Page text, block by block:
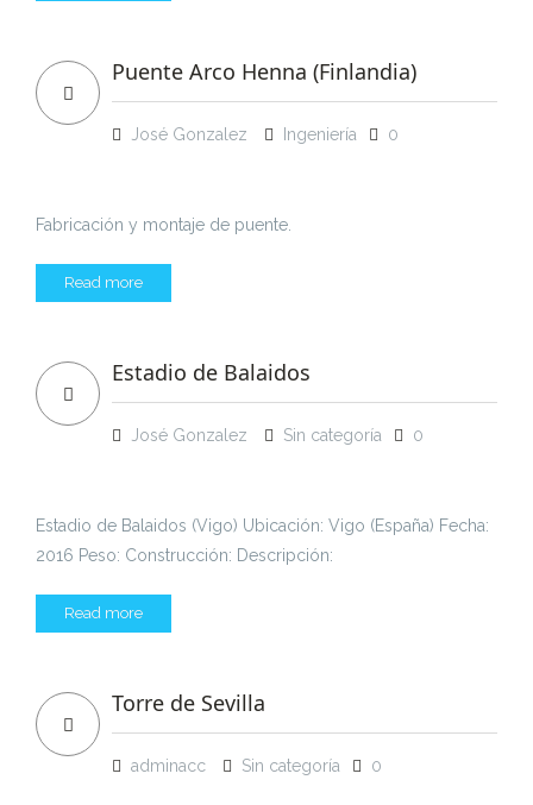
Puente Arco Henna (Finlandia)
José Gonzalez Ingeniería 0
Fabricación y montaje de puente.
Read more
Estadio de Balaidos
José Gonzalez Sin categoría 0
Estadio de Balaidos (Vigo) Ubicación: Vigo (España) Fecha:
2016 Peso: Construcción: Descripción:
Read more
Torre de Sevilla
adminacc Sin categoría 0